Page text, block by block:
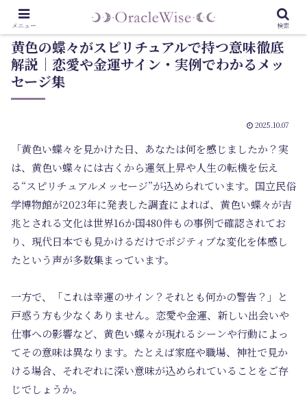
黄色の蝶々がスピリチュアルで持つ意味徹底
解説｜恋愛や金運サイン・実例でわかるメッ
セージ集
2025.10.07
「黄色い蝶々を見かけた日、あなたは何を感じましたか？実
は、黄色い蝶々には古くから運気上昇や人生の転機を伝え
る“スピリチュアルメッセージ”が込められています。国立民俗
学博物館が2023年に発表した調査によれば、黄色い蝶々が吉
兆とされる文化は世界16か国480件もの事例で確認されてお
り、現代日本でも 見かけるだけでポジティブな変化を体感し
たという声が多数集まっています。
一方で、「これは幸運のサイン？それとも何かの警告？」と
戸惑う方も少なくありません。 恋愛や金運、新しい出会いや
仕事への影響など、黄色い蝶々が現れるシーンや行動によっ
てその意味は異なります。たとえば家庭や職場、神社で見か
ける場合、それぞれに深い意味が込められていることをご存
じでしょうか。
メニュー 検索